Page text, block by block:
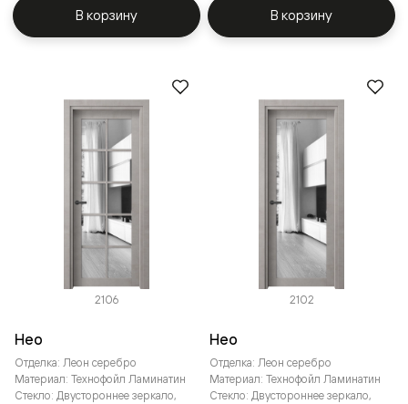
В корзину В корзину
2106
Нео
Отделка: Леон серебро
Материал: Технофойл Ламинатин
Стекло: Двустороннее зеркало,
2102
Нео
Отделка: Леон серебро
Материал: Технофойл Ламинатин
Стекло: Двустороннее зеркало,